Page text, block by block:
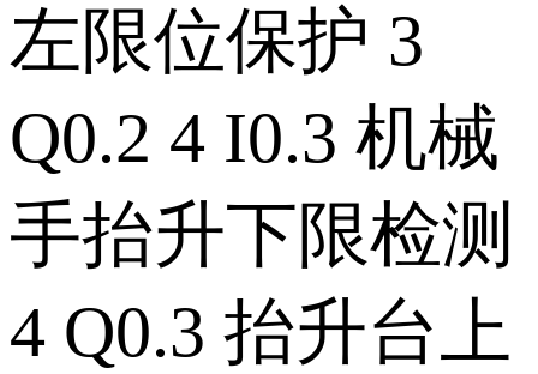
左限位保护 3
Q0.2 4 I0.3 机械
手抬升下限检测
4 Q0.3 抬升台上